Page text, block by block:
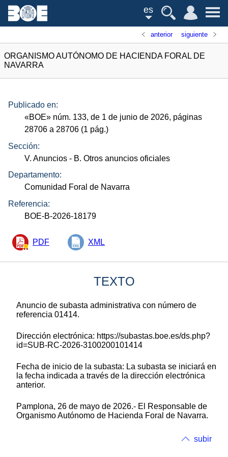
es
anterior siguiente
ORGANISMO AUTÓNOMO DE HACIENDA FORAL DE
NAVARRA
Publicado en:
«BOE» núm. 133, de 1 de junio de 2026, páginas
28706 a 28706 (1 pág.)
Sección:
V. Anuncios - B. Otros anuncios oficiales
Departamento:
Comunidad Foral de Navarra
Referencia:
BOE-B-2026-18179
PDF XML
TEXTO
Anuncio de subasta administrativa con número de
referencia 01414.
Dirección electrónica: https://subastas.boe.es/ds.php?
id=SUB-RC-2026-3100200101414
Fecha de inicio de la subasta: La subasta se iniciará en
la fecha indicada a través de la dirección electrónica
anterior.
Pamplona, 26 de mayo de 2026.- El Responsable de
Organismo Autónomo de Hacienda Foral de Navarra.
subir